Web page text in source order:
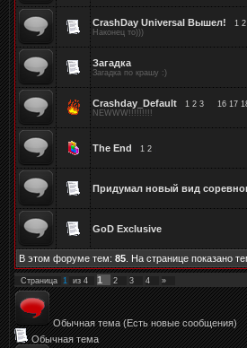
CrashDay Universal Вышел! 1 2
Наконец то)))
Загадка
Загадка по крашу :)
Crashday_Default 1 2 3 16 17
NEWWW!!!!!!!!!
The End 1 2
Придумал новый вид
GoD Exclusive
В этом форуме тем: 85 . На странице показано
Страница 1 из 4 1 2 3 4 »
Обычная тема (Есть новые сообщения)
Обычная тема